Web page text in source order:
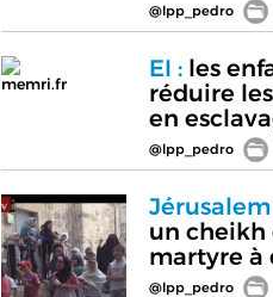
@lpp_pedro
memri.fr
EI :les
réduire
en
@lpp_pedro
Jérusalem
un cheikh
martyre à
@lpp_pedro